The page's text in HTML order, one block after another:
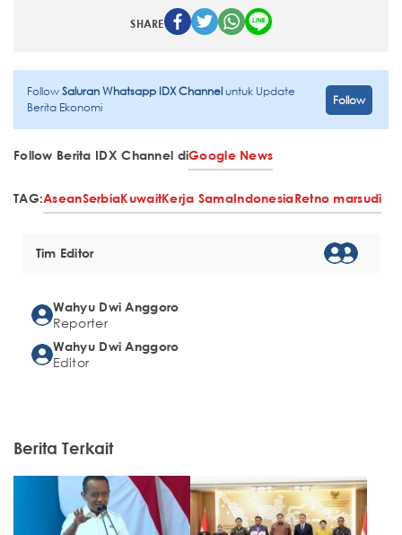
SHARE
FollowSaluran Whatsapp IDX Channeluntuk Update
Berita Ekonomi
Follow
Follow Berita IDX Channel diGoogle News
TAG:AseanSerbiaKuwaitKerja SamaIndonesiaRetno marsudi
Tim Editor
Wahyu Dwi Anggoro
Reporter
Wahyu Dwi Anggoro
Editor
Berita Terkait